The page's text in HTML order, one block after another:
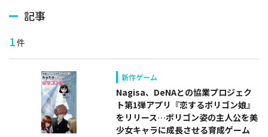
記事
1件
新作ゲーム
Nagisa、DeNAとの協業プロジェク
ト第1弾アプリ『恋するポリゴン娘』
をリリース…ポリゴン姿の主人公を美
少女キャラに成長させる育成ゲーム